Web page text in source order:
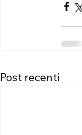
Post recenti